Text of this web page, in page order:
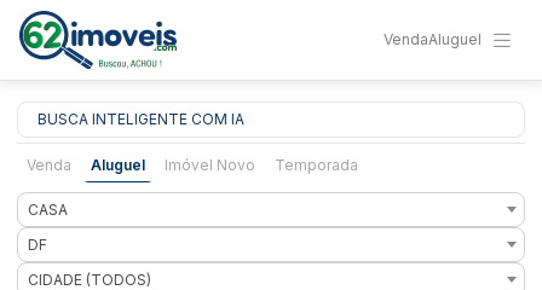
VendaAluguel
BUSCA INTELIGENTE COM IA
Venda Aluguel Imóvel Novo Temporada
CASA
DF
CIDADE (TODOS)